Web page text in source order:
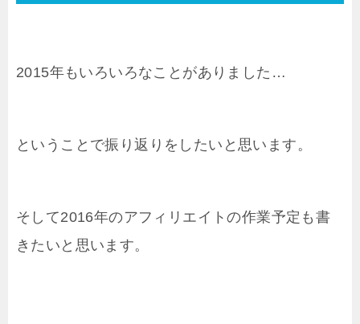
2015年もいろいろなことがありました…
ということで振り返りをしたいと思います。
そして2016年のアフィリエイトの作業予定も書
きたいと思います。